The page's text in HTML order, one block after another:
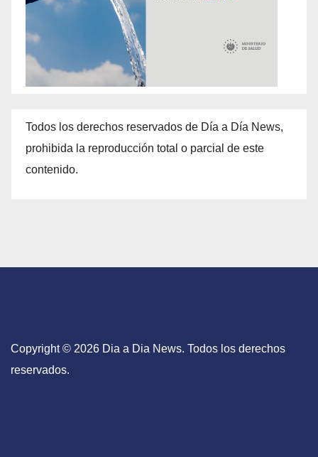
Todos los derechos reservados de Día a Día News,
prohibida la reproducción total o parcial de este
contenido.
Copyright © 2026 Dia a Dia News. Todos los derechos
reservados.